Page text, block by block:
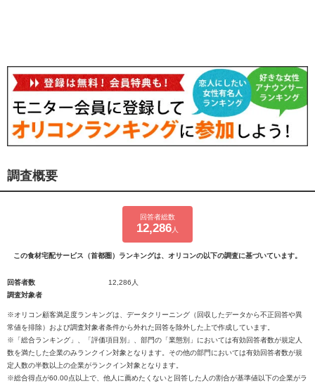
調査概要
回答者総数
12,286 人
この食材宅配サービス（首都圏）ランキングは、オリコンの以下の調査に基づいています。
回答者数
12,286人
調査対象者
※オリコン顧客満足度ランキングは、データクリーニング（回収したデータから不正回答や異
常値を排除）および調査対象者条件から外れた回答を除外した上で作成しています。
※「総合ランキング」、「評価項目別」、部門の「業態別」においては有効回答者数が規定人
数を満たした企業のみランクイン対象となります。その他の部門においては有効回答者数が規
定人数の半数以上の企業がランクイン対象となります。
※総合得点が60.00点以上で、他人に薦めたくないと回答した人の割合が基準値以下の企業がラ